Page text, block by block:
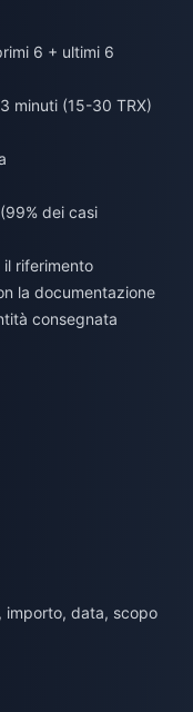
6 + ultimi 6
minuti (15-30 TRX)
dei casi
riferimento
la documentazione
consegnata
importo, data, scopo